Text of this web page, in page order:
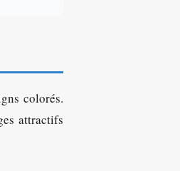
colorés.
attractifs